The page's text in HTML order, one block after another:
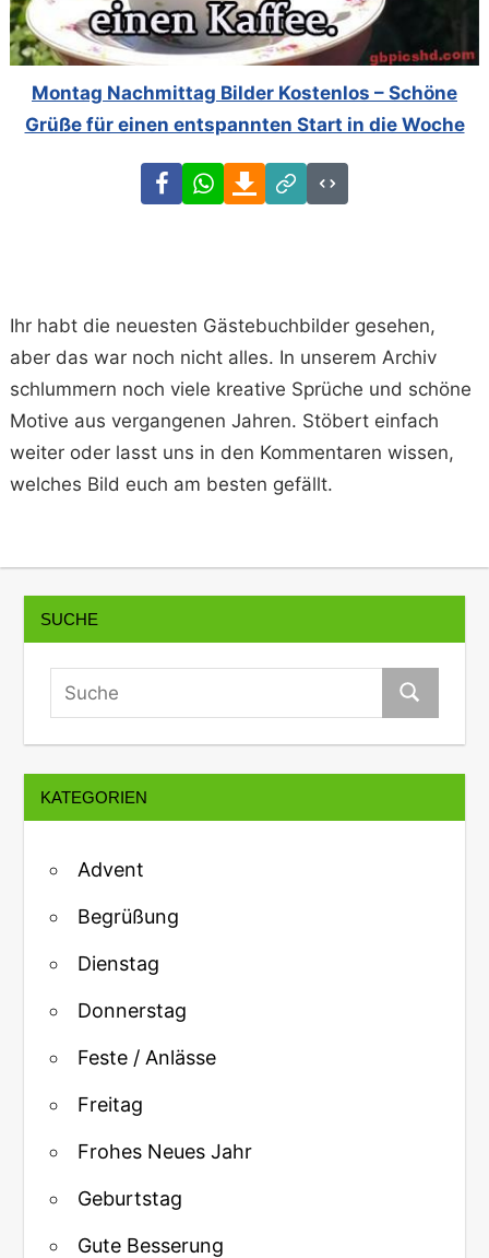
Montag Nachmittag Bilder Kostenlos – Schöne
Grüße für einen entspannten Start in die Woche
FacebookWhatsAppDownload
Link
Code
Ihr habt die neuesten Gästebuchbilder gesehen,
aber das war noch nicht alles. In unserem Archiv
schlummern noch viele kreative Sprüche und schöne
Motive aus vergangenen Jahren. Stöbert einfach
weiter oder lasst uns in den Kommentaren wissen,
welches Bild euch am besten gefällt.
SUCHE
KATEGORIEN
Advent
Begrüßung
Dienstag
Donnerstag
Feste / Anlässe
Freitag
Frohes Neues Jahr
Geburtstag
Gute Besserung